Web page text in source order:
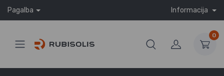
Pagalba Informacija
0